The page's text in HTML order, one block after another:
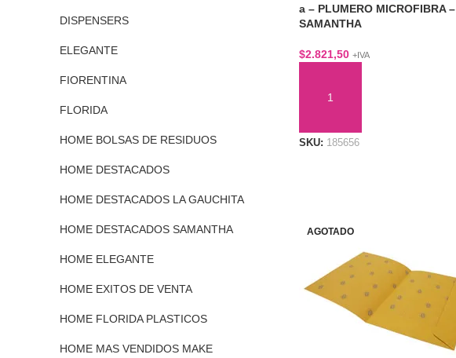
DISPENSERS
ELEGANTE
FIORENTINA
FLORIDA
HOME BOLSAS DE RESIDUOS
HOME DESTACADOS
HOME DESTACADOS LA GAUCHITA
HOME DESTACADOS SAMANTHA
HOME ELEGANTE
HOME EXITOS DE VENTA
HOME FLORIDA PLASTICOS
HOME MAS VENDIDOS MAKE
a – PLUMERO MICROFIBRA –
SAMANTHA
$2.821,50 +IVA
SKU: 185656
AGOTADO